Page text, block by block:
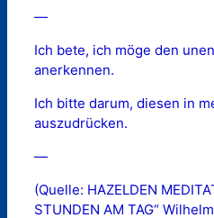
—
Ich bete, ich möge den
anerkennen.
Ich bitte darum, diesen in
auszudrücken.
—
(Quelle: HAZELDEN
STUNDEN AM TAG“